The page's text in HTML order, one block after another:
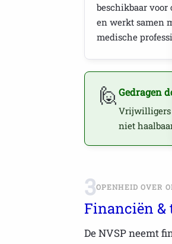
beschikbaar voor
en werkt samen
medische
🙋 Gedragen
Vrijwilligers
niet
3OPENHEID OVER
Financiën &
De NVSP neemt